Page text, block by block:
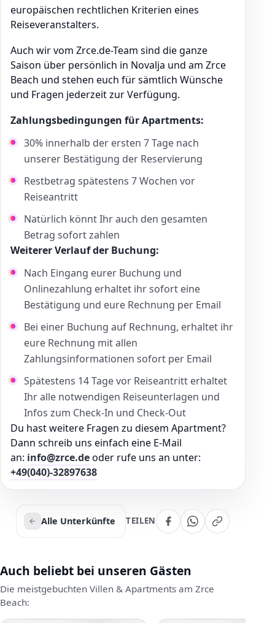
europäischen rechtlichen Kriterien eines
Reiseveranstalters.
Auch wir vom Zrce.de-Team sind die ganze
Saison über persönlich in Novalja und am Zrce
Beach und stehen euch für sämtlich Wünsche
und Fragen jederzeit zur Verfügung.
Zahlungsbedingungen für Apartments:
30% innerhalb der ersten 7 Tage nach
unserer Bestätigung der Reservierung
Restbetrag spätestens 7 Wochen vor
Reiseantritt
Natürlich könnt Ihr auch den gesamten
Betrag sofort zahlen
Weiterer Verlauf der Buchung:
Nach Eingang eurer Buchung und
Onlinezahlung erhaltet ihr sofort eine
Bestätigung und eure Rechnung per Email
Bei einer Buchung auf Rechnung, erhaltet ihr
eure Rechnung mit allen
Zahlungsinformationen sofort per Email
Spätestens 14 Tage vor Reiseantritt erhaltet
Ihr alle notwendigen Reiseunterlagen und
Infos zum Check-In und Check-Out
Du hast weitere Fragen zu diesem Apartment?
Dann schreib uns einfach eine E-Mail
an: info@zrce.deoder rufe uns an unter:
+49(040)-32897638
Alle Unterkünfte TEILEN
Auch beliebt bei unseren Gästen
Die meistgebuchten Villen & Apartments am Zrce
Beach: